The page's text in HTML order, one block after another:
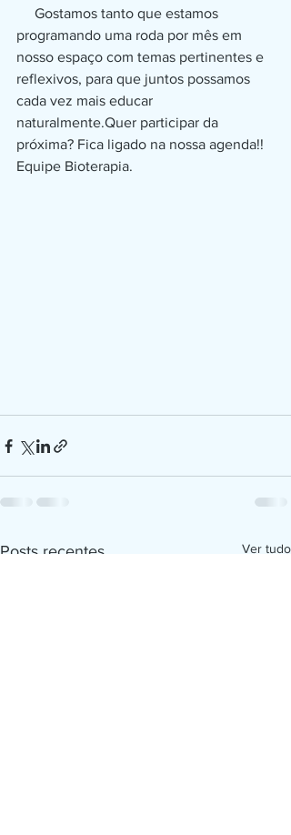
programando uma roda por mês em
nosso espaço com temas pertinentes e
reflexivos, para que juntos possamos
cada vez mais educar
naturalmente.Quer participar da
próxima? Fica ligado na nossa agenda!!
Equipe Bioterapia.
Posts recentes Ver tudo